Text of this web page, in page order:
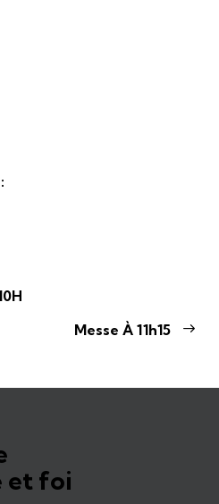
Messe À 11h15
et foi